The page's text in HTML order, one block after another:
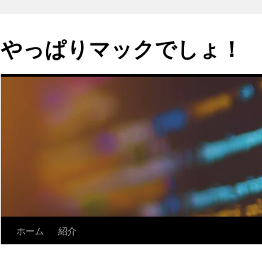
テ
ン
やっぱりマックでしょ！
ホーム 紹介